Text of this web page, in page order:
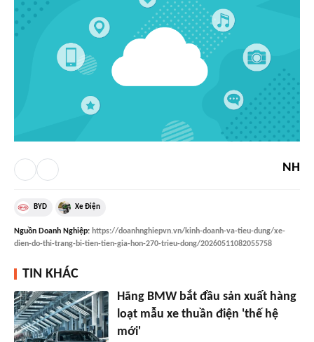
NH
BYD Xe Điện
Nguồn Doanh Nghiệp: https://doanhnghiepvn.vn/kinh-doanh-va-tieu-dung/xe-
dien-do-thi-trang-bi-tien-tien-gia-hon-270-trieu-dong/20260511082055758
TIN KHÁC
Hãng BMW bắt đầu sản xuất hàng
loạt mẫu xe thuần điện 'thế hệ
mới'